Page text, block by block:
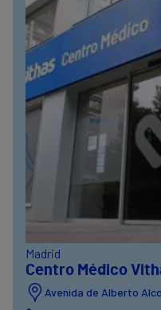
Madrid
Centro Médico
Avenida de Alberto